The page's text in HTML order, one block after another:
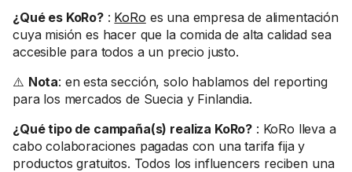
¿Qué es KoRo?: KoRo es una empresa de alimentación
cuya misión es hacer que la comida de alta calidad sea
accesible para todos a un precio justo.
⚠️ Nota: en esta sección, solo hablamos del reporting
para los mercados de Suecia y Finlandia.
¿Qué tipo de campaña(s) realiza KoRo? : KoRo lleva a
cabo colaboraciones pagadas con una tarifa fija y
productos gratuitos. Todos los influencers reciben una